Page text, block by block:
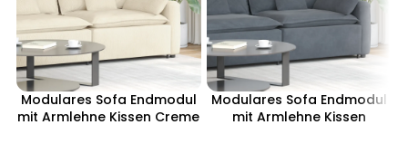
Modulares Sofa Endmodul
mit Armlehne Kissen Creme
Modulares Sofa Endmodul
mit Armlehne Kissen